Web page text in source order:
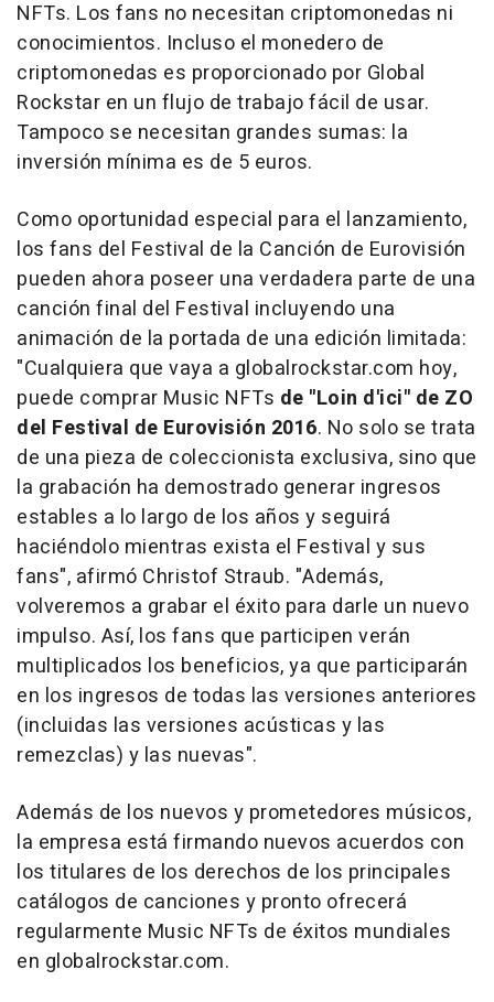
NFTs. Los fans no necesitan criptomonedas ni
conocimientos. Incluso el monedero de
criptomonedas es proporcionado por Global
Rockstar en un flujo de trabajo fácil de usar.
Tampoco se necesitan grandes sumas: la
inversión mínima es de 5 euros.
Como oportunidad especial para el lanzamiento,
los fans del Festival de la Canción de Eurovisión
pueden ahora poseer una verdadera parte de una
canción final del Festival incluyendo una
animación de la portada de una edición limitada:
"Cualquiera que vaya a globalrockstar.com hoy,
puede comprar Music NFTs de "Loin d'ici" de ZO
del Festival de Eurovisión 2016. No solo se trata
de una pieza de coleccionista exclusiva, sino que
la grabación ha demostrado generar ingresos
estables a lo largo de los años y seguirá
haciéndolo mientras exista el Festival y sus
fans", afirmó Christof Straub. "Además,
volveremos a grabar el éxito para darle un nuevo
impulso. Así, los fans que participen verán
multiplicados los beneficios, ya que participarán
en los ingresos de todas las versiones anteriores
(incluidas las versiones acústicas y las
remezclas) y las nuevas".
Además de los nuevos y prometedores músicos,
la empresa está firmando nuevos acuerdos con
los titulares de los derechos de los principales
catálogos de canciones y pronto ofrecerá
regularmente Music NFTs de éxitos mundiales
en globalrockstar.com.